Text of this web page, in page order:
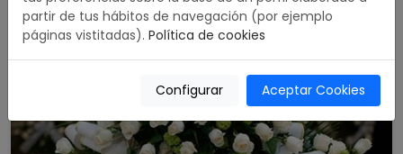
partir de tus hábitos de navegación (por ejemplo
páginas vistitadas). Política de cookies
Configurar Aceptar Cookies